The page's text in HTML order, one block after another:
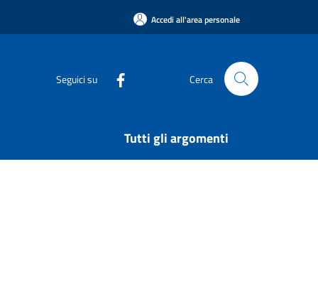
Accedi all'area personale
Seguici su Cerca
Tutti gli argomenti